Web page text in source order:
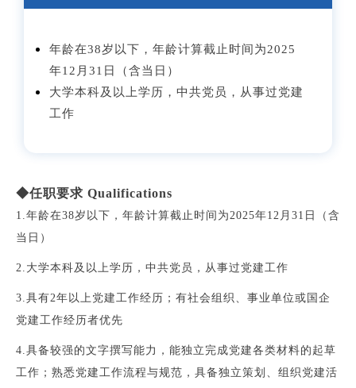
年龄在38岁以下，年龄计算截止时间为2025
年12月31日（含当日）
大学本科及以上学历，中共党员，从事过党建
工作
◆任职要求 Qualifications
1.年龄在38岁以下，年龄计算截止时间为2025年12月31日（含
当日）
2.大学本科及以上学历，中共党员，从事过党建工作
3.具有2年以上党建工作经历；有社会组织、事业单位或国企
党建工作经历者优先
4.具备较强的文字撰写能力，能独立完成党建各类材料的起草
工作；熟悉党建工作流程与规范，具备独立策划、组织党建活